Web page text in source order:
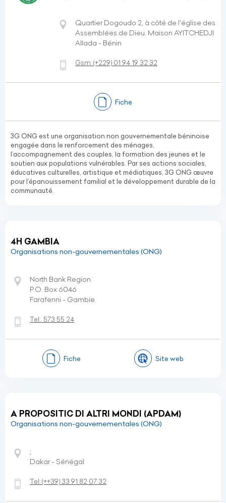
Quartier Dogoudo 2, à côté de l'église des
Assemblées de Dieu. Maison AYITCHEDJI
Allada - Bénin
Gsm:(+229) 01 94 19 32 32
Fiche
3G ONG est une organisation non gouvernementale béninoise
engagée dans le renforcement des ménages,
l’accompagnement des couples, la formation des jeunes et le
soutien aux populations vulnérables. Par ses actions sociales,
éducatives culturelles, artistique et médiatiques, 3G ONG œuvre
pour l’épanouissement familial et le développement durable de la
communauté.
4H GAMBIA
Organisations non-gouvernementales (ONG)
North Bank Region
P.O. Box 6046
Farafenni - Gambie
Tel: 573 55 24
Fiche Site web
A PROPOSITIC DI ALTRI MONDI (APDAM)
Organisations non-gouvernementales (ONG)
;
Dakar - Sénégal
Tel:(+‪+39) 33 91 82 07 32